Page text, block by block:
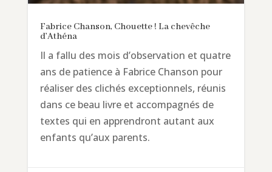
Fabrice Chanson, Chouette ! La chevêche
d’Athéna
Il a fallu des mois d’observation et quatre
ans de patience à Fabrice Chanson pour
réaliser des clichés exceptionnels, réunis
dans ce beau livre et accompagnés de
textes qui en apprendront autant aux
enfants qu’aux parents.